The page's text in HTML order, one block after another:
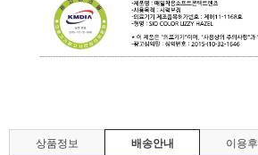
상품정보 배송안내 이용후